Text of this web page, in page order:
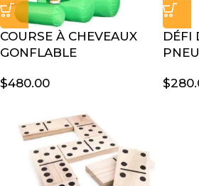
COURSE À CHEVEAUX
GONFLABLE
$480.00
DÉFI
$